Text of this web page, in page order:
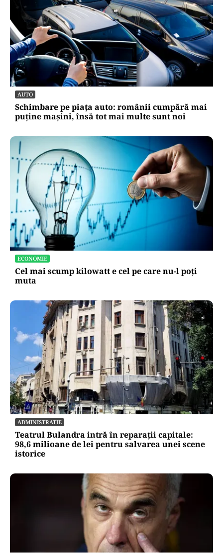
AUTO
Schimbare pe piața auto: românii cumpără mai
puține mașini, însă tot mai multe sunt noi
ECONOMIE
Cel mai scump kilowatt e cel pe care nu-l poți
muta
ADMINISTRATIE
Teatrul Bulandra intră în reparații capitale:
98,6 milioane de lei pentru salvarea unei scene
istorice